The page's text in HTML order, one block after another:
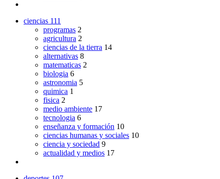
ciencias 111
programas 2
agricultura 2
ciencias de la tierra 14
alternativas 8
matematicas 2
biologia 6
astronomia 5
quimica 1
fisica 2
medio ambiente 17
tecnologia 6
enseñanza y formación 10
ciencias humanas y sociales 10
ciencia y sociedad 9
actualidad y medios 17